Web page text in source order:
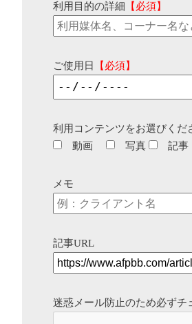
利用目的の詳細 【必須】
ご使用日 【必須】
利用コンテンツをお選びくだ
動画
写真 記事
メモ
記事URL
迷惑メール防止のため必ずチ